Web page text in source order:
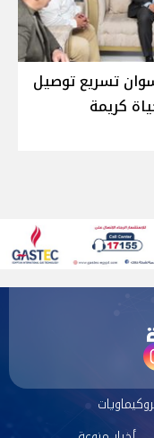
تسريع توصيل
كريمة